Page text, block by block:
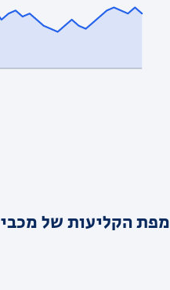
מפת הקליעות של מכבי